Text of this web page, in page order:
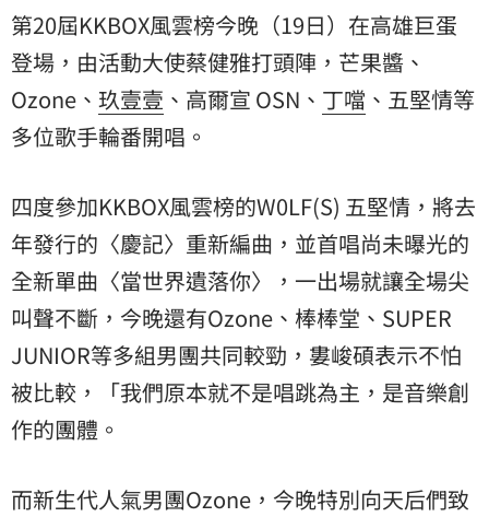
第20屆KKBOX風雲榜今晚（19日）在高雄巨蛋
登場，由活動大使蔡健雅打頭陣，芒果醬、
Ozone、 玖壹壹 、高爾宣 OSN、 丁噹 、五堅情等
多位歌手輪番開唱。
四度參加KKBOX風雲榜的W0LF(S) 五堅情，將去
年發行的〈慶記〉重新編曲，並首唱尚未曝光的
全新單曲〈當世界遺落你〉，一出場就讓全場尖
叫聲不斷，今晚還有Ozone、棒棒堂、SUPER
JUNIOR等多組男團共同較勁，婁峻碩表示不怕
被比較，「我們原本就不是唱跳為主，是音樂創
作的團體。
而新生代人氣男團Ozone，今晚特別向天后們致